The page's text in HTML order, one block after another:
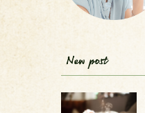
New post